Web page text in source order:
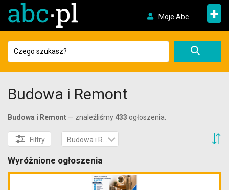
Moje Abc +
Budowa i Remont
Budowa i Remont — znaleźliśmy 433 ogłoszenia.
Filtry Budowa i Remont
Wyróżnione ogłoszenia